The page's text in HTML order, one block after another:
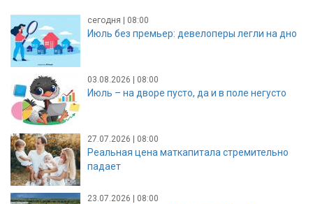
сегодня | 08:00
Июль без премьер: девелоперы легли на дно
03.08.2026 | 08:00
Июль – на дворе пусто, да и в поле негусто
27.07.2026 | 08:00
Реальная цена маткапитала стремительно
падает
23.07.2026 | 08:00